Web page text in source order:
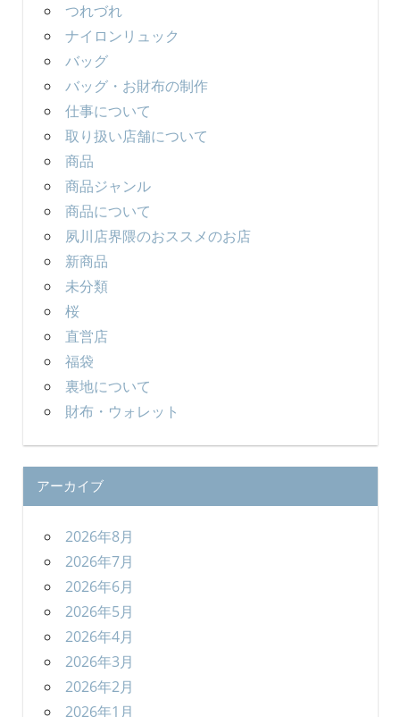
つれづれ
ナイロンリュック
バッグ
バッグ・お財布の制作
仕事について
取り扱い店舗について
商品
商品ジャンル
商品について
夙川店界隈のおススメのお店
新商品
未分類
桜
直営店
福袋
裏地について
財布・ウォレット
アーカイブ
2026年8月
2026年7月
2026年6月
2026年5月
2026年4月
2026年3月
2026年2月
2026年1月